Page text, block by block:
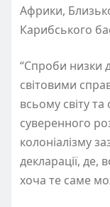
Африки,
Карибського
“Спроби низки
світовими
всьому світу
суверенного
колоніалізму
декларації,
хоча те саме